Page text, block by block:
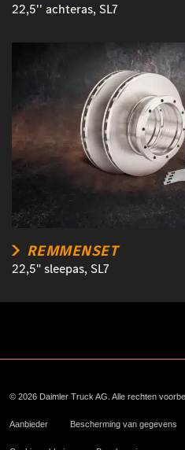
22,5'' achteras, SL7
REMMENSET
22,5" sleepas, SL7
© 2026 Daimler Truck AG. Alle rechten
Aanbieder Bescherming van gegevens